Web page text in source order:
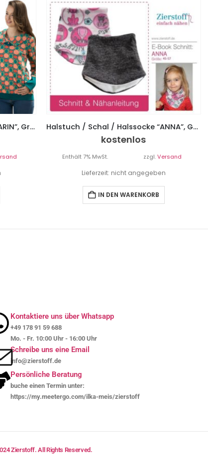
PAPIERSCHNITTMUSTER, Shirt “KARIN”, Gr. 158 – Damengr. 46 Halstuch / Schal / Halssocke “ANNA”, Gr. 45-57
kostenlos
Enthält 7% MwSt. zzgl.Versand
Lieferzeit: nicht angegeben
IN DEN WARENKORB
Kontaktiere uns über Whatsapp
+49 178 91 59 688
Mo. - Fr. 10:00 Uhr - 16:00 Uhr
Schreibe uns eine Email
info@zierstoff.de
Persönliche Beratung
buche einen Termin unter:
https://my.meetergo.com/ilka-meis/zierstoff
Zierstoff. All Rights Reserved.